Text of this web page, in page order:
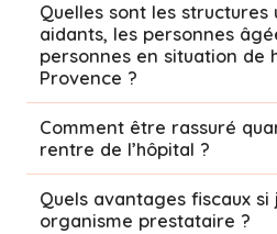
Quelles sont les structures
aidants, les personnes
personnes en situation de
Provence ?
Comment être rassuré
rentre de l’hôpital ?
Quels avantages fiscaux
organisme prestataire ?